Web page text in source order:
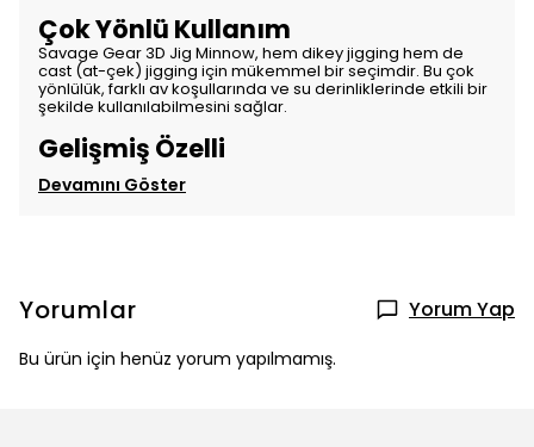
Çok Yönlü Kullanım
Savage Gear 3D Jig Minnow, hem dikey jigging hem de
cast (at-çek) jigging için mükemmel bir seçimdir. Bu çok
yönlülük, farklı av koşullarında ve su derinliklerinde etkili bir
şekilde kullanılabilmesini sağlar.
Gelişmiş Özelli
Devamını Göster
Yorumlar Yorum Yap
Bu ürün için henüz yorum yapılmamış.